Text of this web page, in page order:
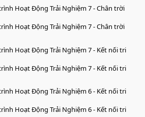
Hoạt Động Trải Nghiệm 7 - Chân trời
Hoạt Động Trải Nghiệm 7 - Chân trời
Hoạt Động Trải Nghiệm 7 - Kết nối tri
Hoạt Động Trải Nghiệm 7 - Kết nối tri
Hoạt Động Trải Nghiệm 6 - Kết nối tri
Hoạt Động Trải Nghiệm 6 - Kết nối tri